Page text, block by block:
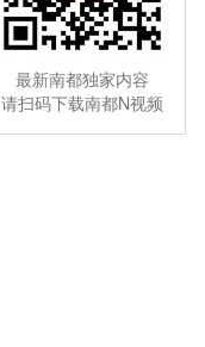
最新南都独家内容
请扫码下载南都N视频